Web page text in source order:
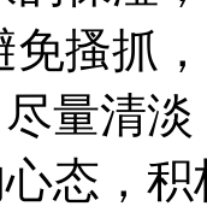
免搔抓
量清
态，